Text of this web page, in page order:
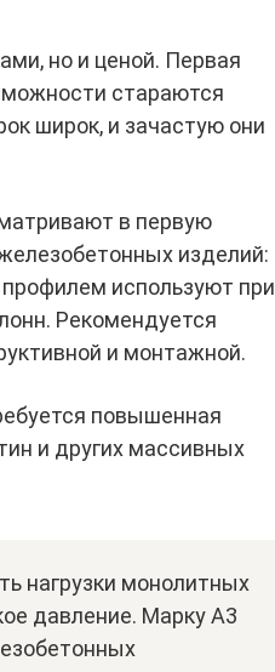
но и ценой. Первая
стараются
широк, и зачастую они
в первую
изделий:
используют при
Рекомендуется
и монтажной.
повышенная
и других массивных
нагрузки монолитных
давление. Марку А3